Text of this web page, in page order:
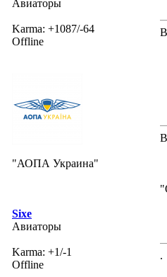
Авиаторы
Karma: +1087/-64
Offline
"АОПА Украина"
Sixe
Авиаторы
Karma: +1/-1
Offline
.